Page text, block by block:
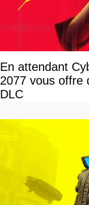
En attendant
2077 vous offre
DLC